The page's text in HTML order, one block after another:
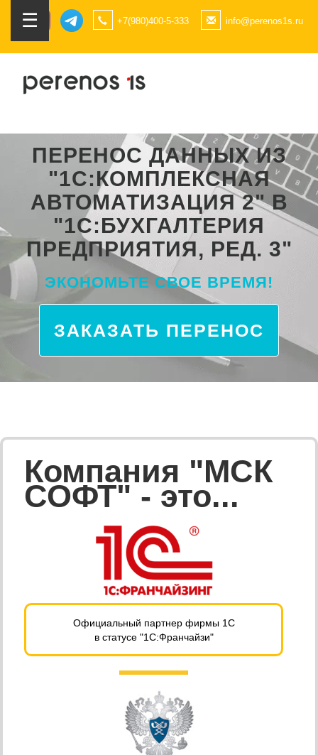
☰ +7(980)400-5-333 info@perenos1s.ru
ПЕРЕНОС ДАННЫХ ИЗ
"1С:КОМПЛЕКСНАЯ
АВТОМАТИЗАЦИЯ 2" В
"1С:БУХГАЛТЕРИЯ
ПРЕДПРИЯТИЯ, РЕД. 3"
ЭКОНОМЬТЕ СВОЕ ВРЕМЯ!
ЗАКАЗАТЬ ПЕРЕНОС
Компания "МСК
СОФТ" - это...
Официальный партнер фирмы 1С
в статусе "1С:Франчайзи"